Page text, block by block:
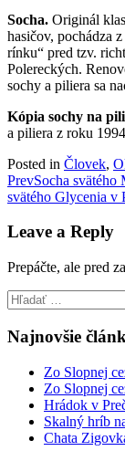
Socha. Originál
hasičov, pochádza
rínku“ pred tzv.
Polereckých.
sochy a piliera sa
Kópia sochy na
a piliera z roku
Posted in Človek,
Post
navigation
PrevSocha svätého
svätého Glycenia v
Leave a Reply
Prepáčte, ale pred
Hľadať:
Najnovšie
Zo Slopnej
Zo Slopnej
Hrádok v
Skalný hríb
Chata